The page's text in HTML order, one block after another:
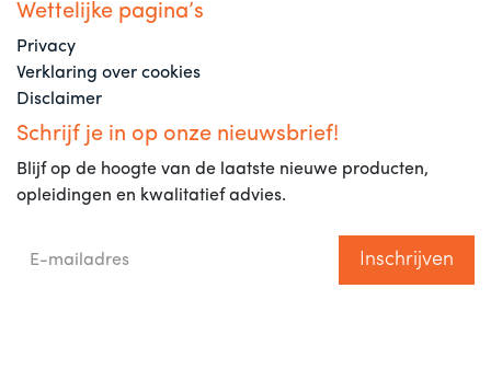
Wettelijke pagina’s
Privacy
Verklaring over cookies
Disclaimer
Schrijf je in op onze nieuwsbrief!
Blijf op de hoogte van de laatste nieuwe producten,
opleidingen en kwalitatief advies.
Inschrijven